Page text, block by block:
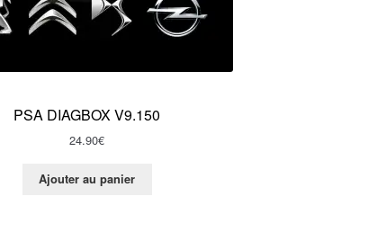
PSA DIAGBOX V9.150
24.90€
Ajouter au panier